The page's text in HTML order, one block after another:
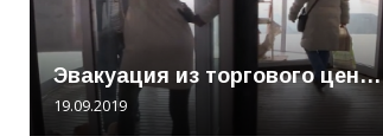
Эвакуация из торгового цен…
19.09.2019